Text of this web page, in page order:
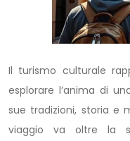
Il turismo culturale
esplorare l’anima di
sue tradizioni, storia e
viaggio va oltre la